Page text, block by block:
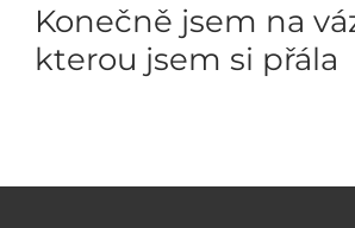
Konečně jsem na
kterou jsem si přála